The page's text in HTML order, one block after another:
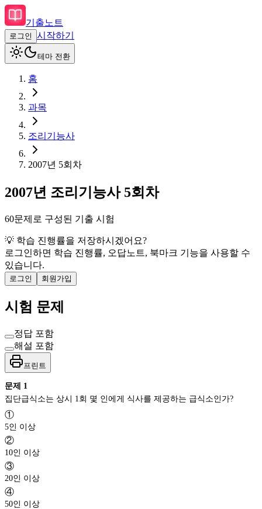
기출노트
로그인 시작하기
테마 전환
홈
과목
조리기능사
2007년 5회차
2007년 조리기능사 5회차
60문제로 구성된 기출 시험
💡 학습 진행률을 저장하시겠어요?
로그인하면 학습 진행률, 오답노트, 북마크 기능을 사용할 수
있습니다.
로그인 회원가입
시험 문제
정답 포함
해설 포함
프린트
문제 1
집단급식소는 상시 1회 몇 인에게 식사를 제공하는 급식소인가?
①
5인 이상
②
10인 이상
③
20인 이상
④
50인 이상